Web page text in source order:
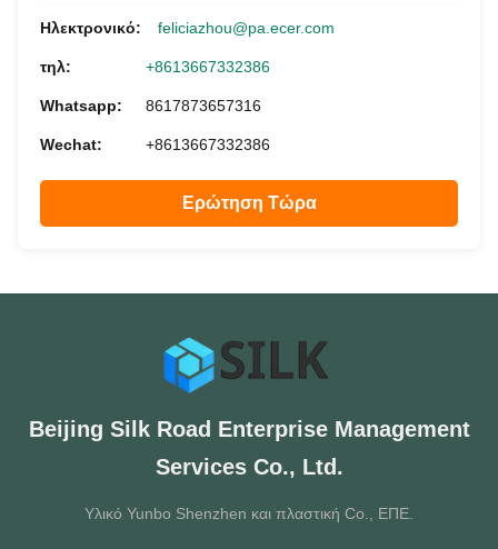
Ηλεκτρονικό: feliciazhou@pa.ecer.com
τηλ: +8613667332386
Whatsapp: 8617873657316
Wechat: +8613667332386
Ερώτηση Τώρα
Beijing Silk Road Enterprise Management
Services Co., Ltd.
Υλικό Yunbo Shenzhen και πλαστική Co., ΕΠΕ.